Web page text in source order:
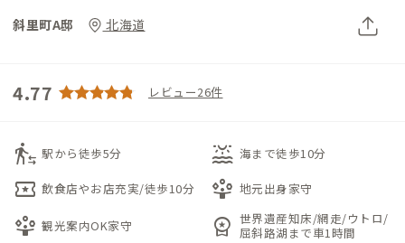
斜里町A邸 北海道
4.77 レビュー26件
transfer_within_a_station 駅から徒歩5分 water_lux 海まで徒歩10分
local_activity 飲食店やお店充実/徒歩10分 person_play 地元出身家守
person_play 観光案内OK家守 workspace_premium 世界遺産知床/網走/ウトロ/
屈斜路湖まで車1時間